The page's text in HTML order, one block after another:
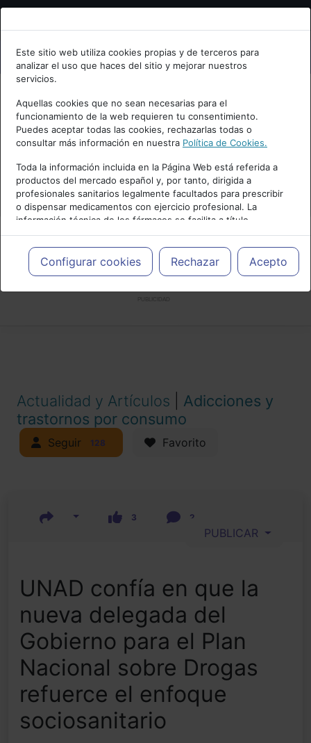
Bienvenid@ a psiquiatria.com
Escribe tu Email
Accede o regístrate con tu email.
Cancelar
Este sitio web utiliza cookies propias y de terceros para
analizar el uso que haces del sitio y mejorar nuestros
servicios.
Aquellas cookies que no sean necesarias para el
funcionamiento de la web requieren tu consentimiento.
Puedes aceptar todas las cookies, rechazarlas todas o
consultar más información en nuestra Política de Cookies.
Toda la información incluida en la Página Web está referida a
productos del mercado español y, por tanto, dirigida a
profesionales sanitarios legalmente facultados para prescribir
o dispensar medicamentos con ejercicio profesional. La
información técnica de los fármacos se facilita a título
meramente informativo, siendo responsabilidad de los
profesionales facultados prescribir medicamentos y decidir, en
cada caso concreto, el tratamiento más adecuado a las
necesidades del paciente.
Configurar cookies Rechazar Acepto
Actualidad y Artículos
Adicciones y
trastornos por consumo
Seguir 128 Favorito
3 2
PUBLICAR
UNAD confía en que la
nueva delegada del
Gobierno para el Plan
Nacional sobre Drogas
refuerce el enfoque
sociosanitario